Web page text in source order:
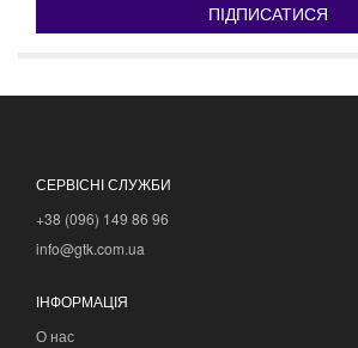
ПІДПИСАТИСЯ
СЕРВІСНІ СЛУЖБИ
+38 (096) 149 86 96
info@gtk.com.ua
ІНФОРМАЦІЯ
О нас